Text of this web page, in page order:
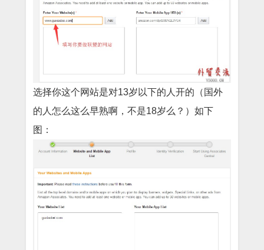
选择你这个网站是对13岁以下的人开的（国外
的人怎么这么早熟啊，不是18岁么？）如下
图：